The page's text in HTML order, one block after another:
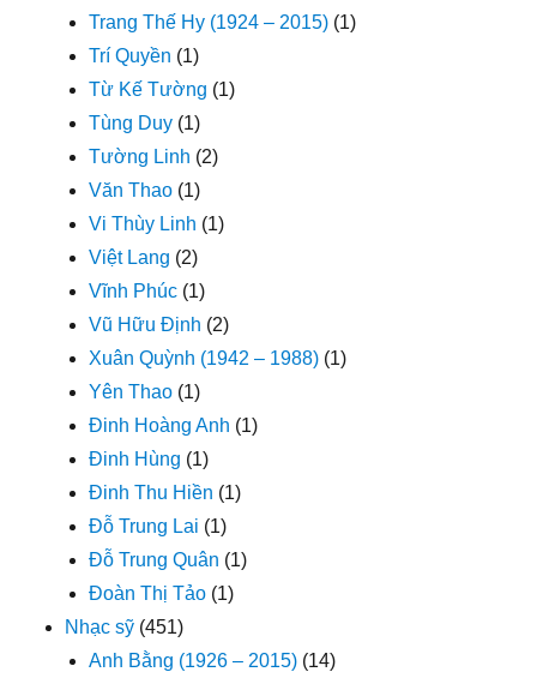
Trang Thế Hy (1924 – 2015) (1)
Trí Quyền (1)
Từ Kế Tường (1)
Tùng Duy (1)
Tường Linh (2)
Văn Thao (1)
Vi Thùy Linh (1)
Việt Lang (2)
Vĩnh Phúc (1)
Vũ Hữu Định (2)
Xuân Quỳnh (1942 – 1988) (1)
Yên Thao (1)
Đinh Hoàng Anh (1)
Đinh Hùng (1)
Đinh Thu Hiền (1)
Đỗ Trung Lai (1)
Đỗ Trung Quân (1)
Đoàn Thị Tảo (1)
Nhạc sỹ (451)
Anh Bằng (1926 – 2015) (14)